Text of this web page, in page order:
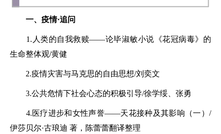
一、疫情·追问
1.人类的自我救赎——论毕淑敏小说《花冠病毒》的
生命整体观/黄健
2.疫情灾害与马克思的自由思想/刘奕文
3.公共危情下社会心态的积极引导/徐学绥、张勇
4.医疗进步和女性声誉——天花接种及其影响（一）/
伊莎贝尔·古琅迪 著，陈蕾蕾翻译整理